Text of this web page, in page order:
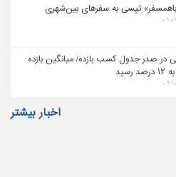
تپسی به سفرهای بین‌شهری
صدر جدول کسب بازده/ میانگین بازده
اخبار بیشتر